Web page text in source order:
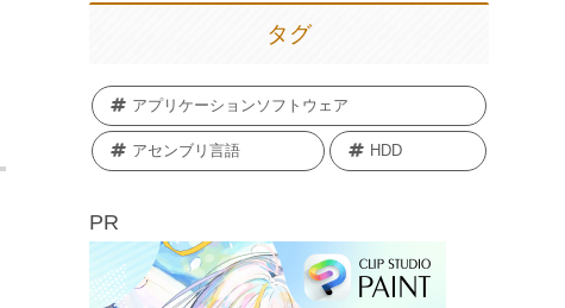
タグ
アプリケーションソフトウェア
アセンブリ言語 HDD
PR